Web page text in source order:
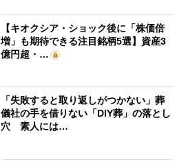
【キオクシア・ショック後に「株価倍
増」も期待できる注目銘柄5選】資産3
億円超・…
「失敗すると取り返しがつかない」葬
儀社の手を借りない「DIY葬」の落とし
穴 素人には…